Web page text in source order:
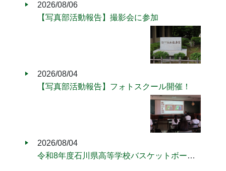
2026/08/06
【写真部活動報告】撮影会に参加
2026/08/04
【写真部活動報告】フォトスクール開催！
2026/08/04
令和8年度石川県高等学校バスケットボール選手権大会(ウィンターカップ)のお知らせ